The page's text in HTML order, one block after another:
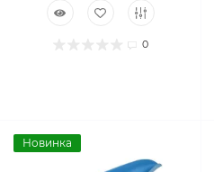
0
Новинка